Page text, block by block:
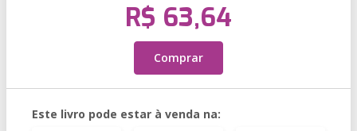
R$ 63,64
Comprar
Este livro pode estar à venda na: